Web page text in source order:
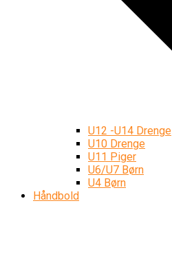
U12 -U14 Drenge
U10 Drenge
U11 Piger
U6/U7 Børn
U4 Børn
Håndbold